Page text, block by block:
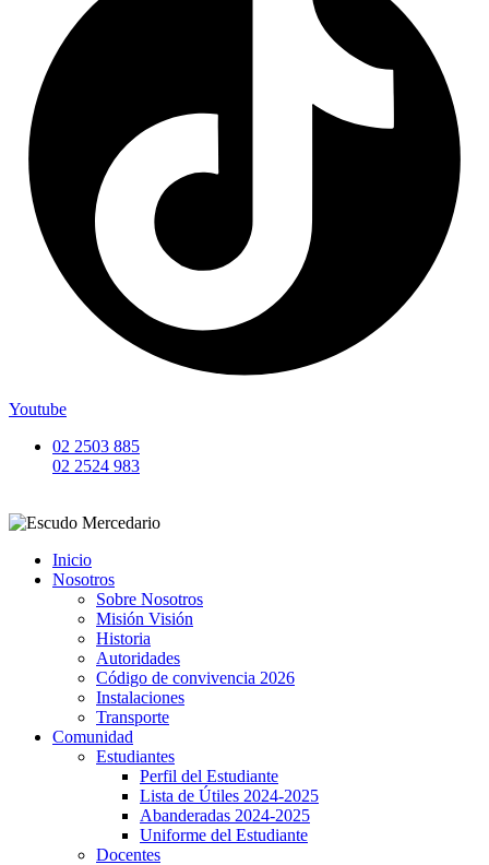
Youtube
02 2503 885
02 2524 983
Inicio
Nosotros
Sobre Nosotros
Misión Visión
Historia
Autoridades
Código de convivencia 2026
Instalaciones
Transporte
Comunidad
Estudiantes
Perfil del Estudiante
Lista de Útiles 2024-2025
Abanderadas 2024-2025
Uniforme del Estudiante
Docentes